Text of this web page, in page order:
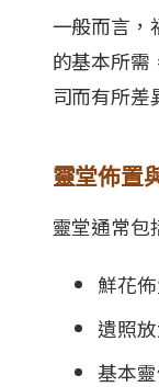
一般而言，
的基本所需
司而有所差
靈堂佈置
靈堂通常包
鮮花佈
遺照
基本